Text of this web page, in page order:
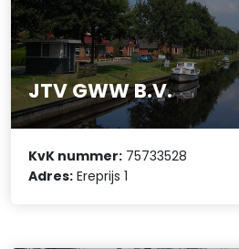
JTV GWW B.V.
KvK nummer: 75733528
Adres: Ereprijs 1